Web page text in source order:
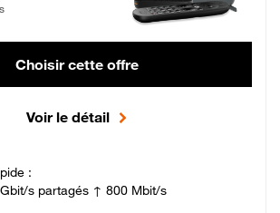
Choisir cette offre
Voir le détail
:
s partagés ↑ 800 Mbit/s